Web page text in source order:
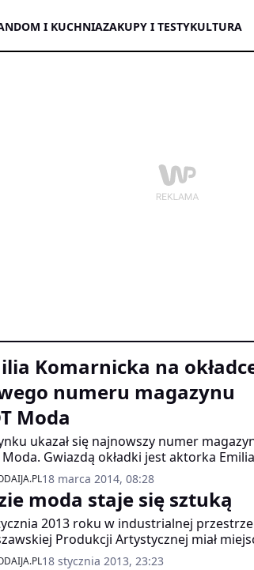
DOM I KUCHNIAZAKUPY I TESTYKULTURA
Komarnicka na
numeru magazynu
Moda
ukazał się najnowszy numer
Moda. Gwiazdą okładki jest aktorka Emilia
a hitem numeru – dżins.
18 marca 2014, 08:28
moda staje się sztuką
2013 roku w industrialnej
Produkcji Artystycznej miał
mariaż świata mody i fotografii. Marka
18 stycznia 2013, 23:23